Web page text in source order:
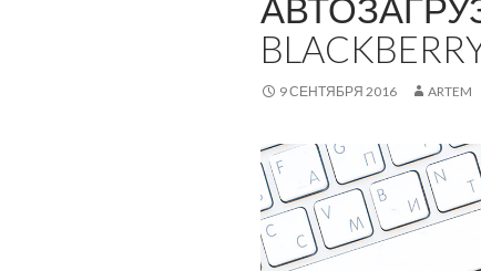
9 СЕНТЯБРЯ 2016 ARTEM